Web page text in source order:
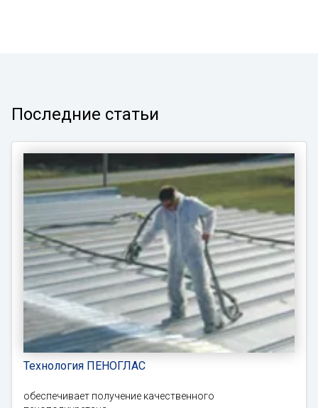
Последние статьи
Технология ПЕНОГЛАС
обеспечивает получение качественного